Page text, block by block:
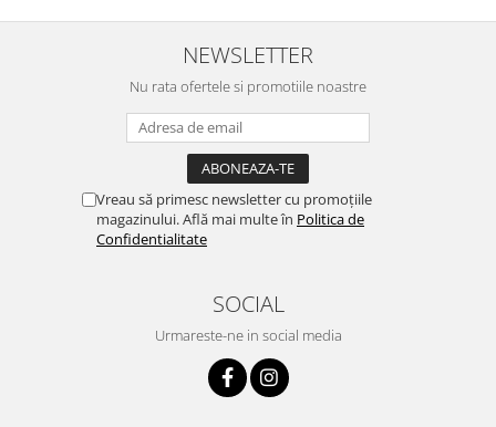
NEWSLETTER
Nu rata ofertele si promotiile noastre
Vreau să primesc newsletter cu promoțiile
magazinului. Află mai multe în Politica de
Confidentialitate
SOCIAL
Urmareste-ne in social media